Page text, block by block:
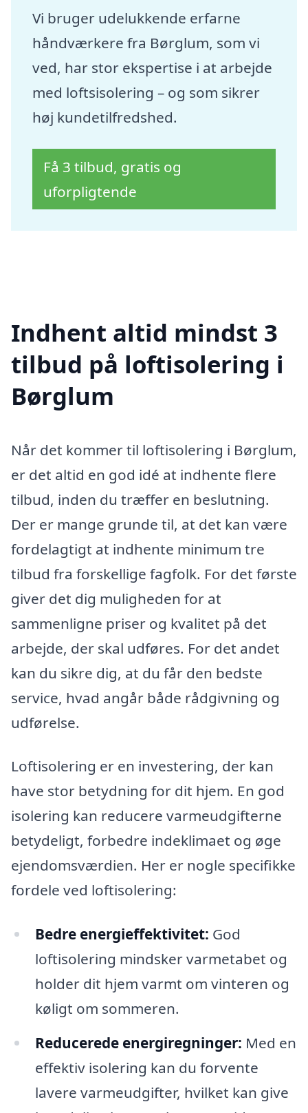
Vi bruger udelukkende erfarne
håndværkere fra Børglum, som vi
ved, har stor ekspertise i at arbejde
med loftsisolering – og som sikrer
høj kundetilfredshed.
Få 3 tilbud, gratis og
uforpligtende
Indhent altid mindst 3
tilbud på loftisolering i
Børglum
Når det kommer til loftisolering i Børglum,
er det altid en god idé at indhente flere
tilbud, inden du træffer en beslutning.
Der er mange grunde til, at det kan være
fordelagtigt at indhente minimum tre
tilbud fra forskellige fagfolk. For det første
giver det dig muligheden for at
sammenligne priser og kvalitet på det
arbejde, der skal udføres. For det andet
kan du sikre dig, at du får den bedste
service, hvad angår både rådgivning og
udførelse.
Loftisolering er en investering, der kan
have stor betydning for dit hjem. En god
isolering kan reducere varmeudgifterne
betydeligt, forbedre indeklimaet og øge
ejendomsværdien. Her er nogle specifikke
fordele ved loftisolering:
Bedre energieffektivitet: God
loftisolering mindsker varmetabet og
holder dit hjem varmt om vinteren og
køligt om sommeren.
Reducerede energiregninger: Med en
effektiv isolering kan du forvente
lavere varmeudgifter, hvilket kan give